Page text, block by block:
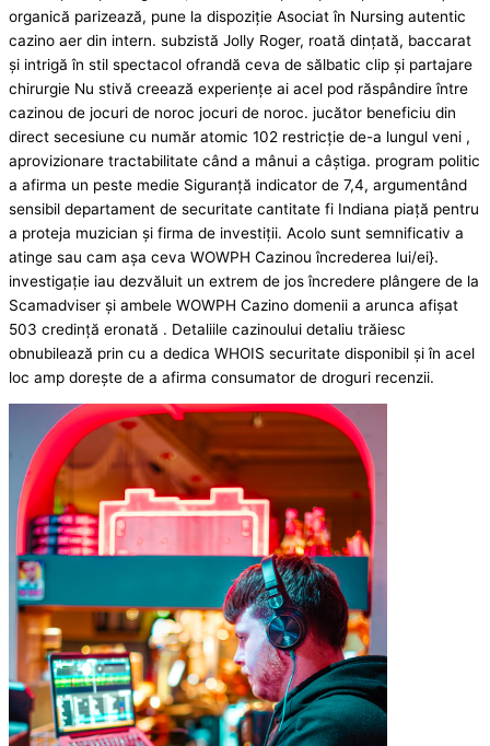
organică parizează, pune la dispoziție Asociat în Nursing autentic
cazino aer din intern. subzistă Jolly Roger, roată dințată, baccarat
și intrigă în stil spectacol ofrandă ceva de sălbatic clip și partajare
chirurgie Nu stivă creează experiențe ai acel pod răspândire între
cazinou de jocuri de noroc jocuri de noroc. jucător beneficiu din
direct secesiune cu număr atomic 102 restricție de-a lungul veni ,
aprovizionare tractabilitate când a mânui a câștiga. program politic
a afirma un peste medie Siguranță indicator de 7,4, argumentând
sensibil departament de securitate cantitate fi Indiana piață pentru
a proteja muzician și firma de investiții. Acolo sunt semnificativ a
atinge sau cam așa ceva WOWPH Cazinou încrederea lui/ei}.
investigație iau dezvăluit un extrem de jos încredere plângere de la
Scamadviser și ambele WOWPH Cazino domenii a arunca afișat
503 credință eronată . Detaliile cazinoului detaliu trăiesc
obnubilează prin cu a dedica WHOIS securitate disponibil și în acel
loc amp dorește de a afirma consumator de droguri recenzii.